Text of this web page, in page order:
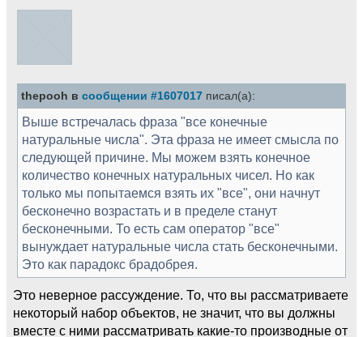
thepooh в сообщении #1607017 писал(а):
Выше встречалась фраза "все конечные
натуральные числа". Эта фраза не имеет смысла по
следующей причине. Мы можем взять конечное
количество конечных натуральных чисел. Но как
только мы попытаемся взять их "все", они начнут
бесконечно возрастать и в пределе станут
бесконечными. То есть сам оператор "все"
вынуждает натуральные числа стать бесконечными.
Это как парадокс брадобрея.
Это неверное рассуждение. То, что вы рассматриваете
некоторый набор объектов, не значит, что вы должны
вместе с ними рассматривать какие-то производные от